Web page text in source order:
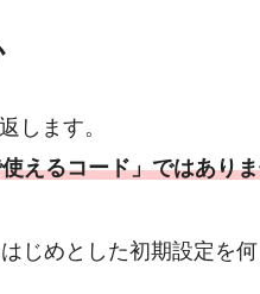
します。
えるコード」ではあり
じめとした初期設定を